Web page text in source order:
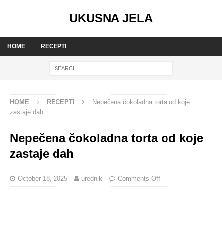
UKUSNA JELA
HOME RECEPTI
HOME RECEPTI
Nepečena čokoladna torta od koje
zastaje dah
Nepečena čokoladna torta od koje
zastaje dah
October 18, 2025 urednik Comments Off